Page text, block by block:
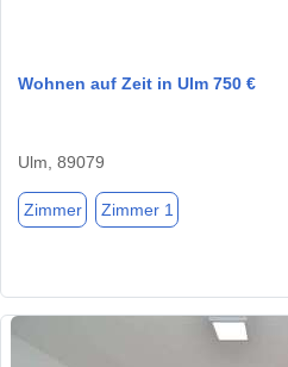
Wohnen auf Zeit in Ulm 750 €
Ulm, 89079
Zimmer Zimmer 1